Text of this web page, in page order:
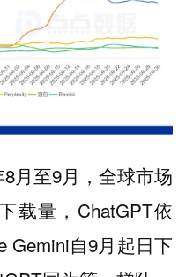
月至9月，全球市场
载量，ChatGPT依
Gemini自9月起日下